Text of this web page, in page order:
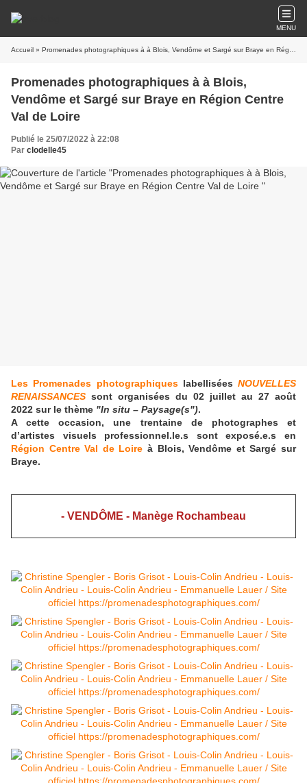
MENU
Accueil » Promenades photographiques à à Blois, Vendôme et Sargé sur Braye en Région Centre Val de Loire
Promenades photographiques à à Blois,
Vendôme et Sargé sur Braye en Région Centre
Val de Loire
Publié le 25/07/2022 à 22:08
Par clodelle45
Les Promenades photographiqueslabellisées NOUVELLES
RENAISSANCES sont organisées du 02 juillet au 27 août
2022 sur le thème "In situ – Paysage(s").
A cette occasion, une trentaine de photographes et
d’artistes visuels professionnel.le.s sont exposé.e.s en
Région Centre Val de Loire à Blois, Vendôme et Sargé sur
Braye.
- VENDÔME - Manège Rochambeau